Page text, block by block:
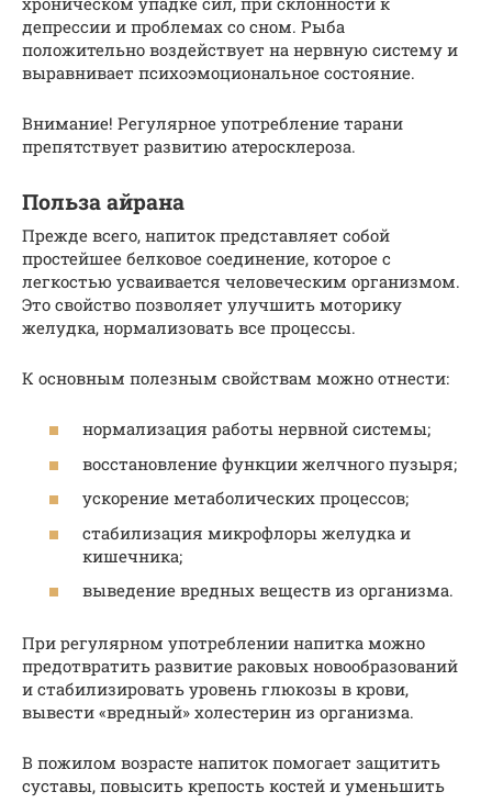
депрессии и проблемах со сном. Рыба
положительно воздействует на нервную систему и
выравнивает психоэмоциональное состояние.
Внимание! Регулярное употребление тарани
препятствует развитию атеросклероза.
Польза айрана
Прежде всего, напиток представляет собой
простейшее белковое соединение, которое с
легкостью усваивается человеческим организмом.
Это свойство позволяет улучшить моторику
желудка, нормализовать все процессы.
К основным полезным свойствам можно отнести:
нормализация работы нервной системы;
восстановление функции желчного пузыря;
ускорение метаболических процессов;
стабилизация микрофлоры желудка и
кишечника;
выведение вредных веществ из организма.
При регулярном употреблении напитка можно
предотвратить развитие раковых новообразований
и стабилизировать уровень глюкозы в крови,
вывести «вредный» холестерин из организма.
В пожилом возрасте напиток помогает защитить
суставы, повысить крепость костей и уменьшить